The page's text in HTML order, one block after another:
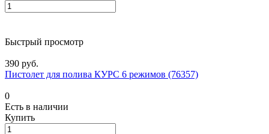
Быстрый просмотр
390 руб.
Пистолет для полива КУРС 6 режимов (76357)
0
Есть в наличии
Купить